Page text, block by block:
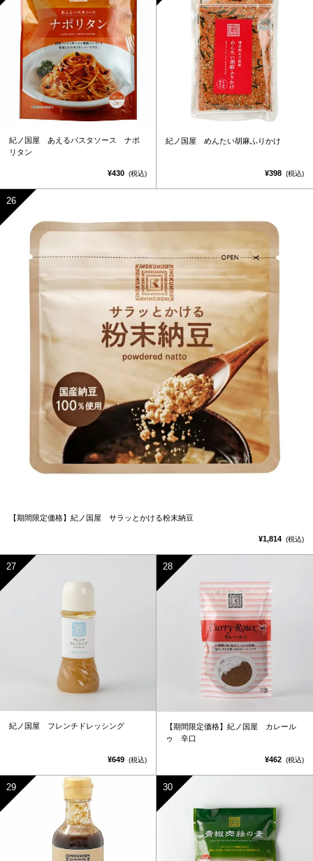
紀ノ国屋 あえるパスタソース ナポ
リタン
¥430 (税込)
紀ノ国屋 めんたい胡麻ふりかけ
¥398 (税込)
【期間限定価格】紀ノ国屋 サラッとかける粉末納豆
¥1,814 (税込)
紀ノ国屋 フレンチドレッシング
¥649 (税込)
【期間限定価格】紀ノ国屋 カレール
ゥ 辛口
¥462 (税込)